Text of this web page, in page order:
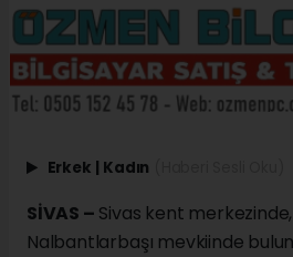
Erkek Kadın
SİVAS – Sivas kent
Nalbantlarbaşı mevkiinde